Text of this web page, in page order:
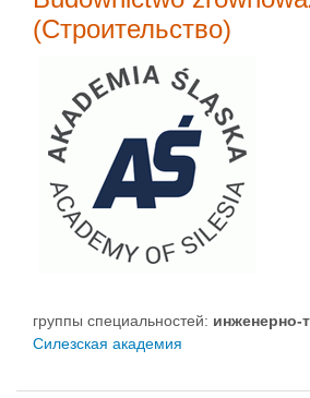
(Строительство)
группы специальностей: инженерно-
Силезская академия